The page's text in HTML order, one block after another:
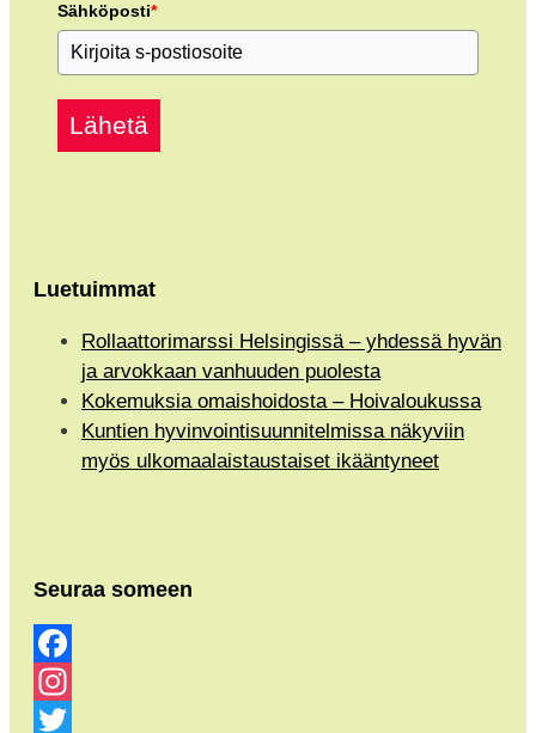
Sähköposti*
Lähetä
Luetuimmat
Rollaattorimarssi Helsingissä – yhdessä hyvän
ja arvokkaan vanhuuden puolesta
Kokemuksia omaishoidosta – Hoivaloukussa
Kuntien hyvinvointisuunnitelmissa näkyviin
myös ulkomaalaistaustaiset ikääntyneet
Seuraa someen
Facebook
Instagram